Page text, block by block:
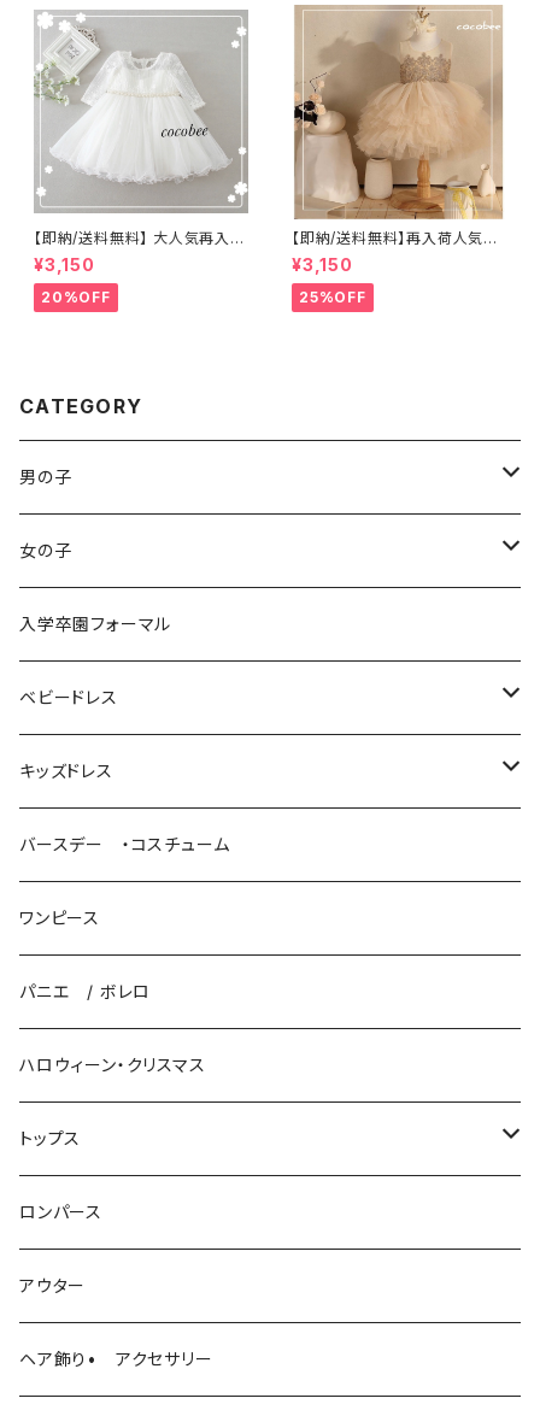
㎝
フラワーガール結婚式 リボン
付き ふんわりボリュームドレス
8090100110120cm
【即納/送料無料】 大人気再入荷
刺繍こどもドレスベビードレス
長袖ドレスパール付きセレモニ
ー百日祝いお宮参りコーデワン
ピースレース ふんわりドレ
¥3,150
20%OFF
【即納/送料無料】再入荷人気女
の子ドレス刺繍 ベビードレス
チュールスカート 子供ワンピー
スプリンセスドレス 女の子ドレ
ス セレモニーお誕生日結婚式
¥3,150
25%OFF
CATEGORY
男の子
袴ロンパース
女の子
袴ロンパース
入学卒園フォーマル
ベビードレス
パニエ / ボレロ
キッズドレス
ロングドレス
プリンセスドレス
パニエ / ボレロ
バースデー ・コスチューム
ワンピース
パニエ / ボレロ
ハロウィーン・クリスマス
トップス
ニット
ロンパース
ロンパース
アウター
ヘア飾り• アクセサリー